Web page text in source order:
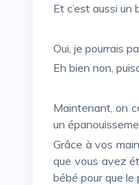
Et c’est aussi
Oui, je pourrais
Eh bien non,
Maintenant, on comprend mieux pourquoi le massage répond aux nombreux besoins du bébé, et lui garantit
un
Grâce à vos mains et aux sensations qu’elles procurent, à vos regards échangés, à ce langage bien à vous
que vous avez
bébé pour que le